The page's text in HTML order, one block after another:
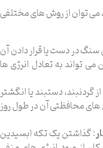
می توان از روش های مختلفی
در دست یا قرار دادن آن
تواند به تعادل انرژی ها
گردنبند، دستبند یا انگشتر
محافظتی آن در طول روز
: گذاشتن یک تکه ابسیدین